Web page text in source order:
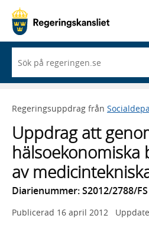
du
börjar
skriva
framträder
lista
med
sökförslag
Regeringsuppdrag från
Uppdrag att
av
Diarienummer: S2012/2788/FS
Publicerad 16 april 2012